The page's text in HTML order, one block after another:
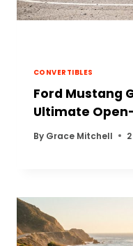
CONVERTIBLES
Ford Mustang
Ultimate
By Grace Mitchell